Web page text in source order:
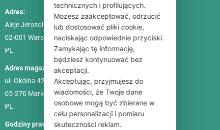
Adres:
Aleje Jerozolimskie 85, lok. 21
02-001 Warszawa
PL
Adres magazynu:
ul. Okólna 42C
05-270 Marki
PL
Godziny pracy:
Pon. – Pt.: 9:00-18:00, Sob.: 10:00-15:00
technicznych i profilujących.
Możesz zaakceptować, odrzucić
lub dostosować pliki cookie,
naciskając odpowiednie przyciski.
Zamykając tę informację,
będziesz kontynuować bez
akceptacji.
Akceptując, przyjmujesz do
wiadomości, że Twoje dane
osobowe mogą być zbierane w
celu personalizacji i pomiaru
skuteczności reklam.